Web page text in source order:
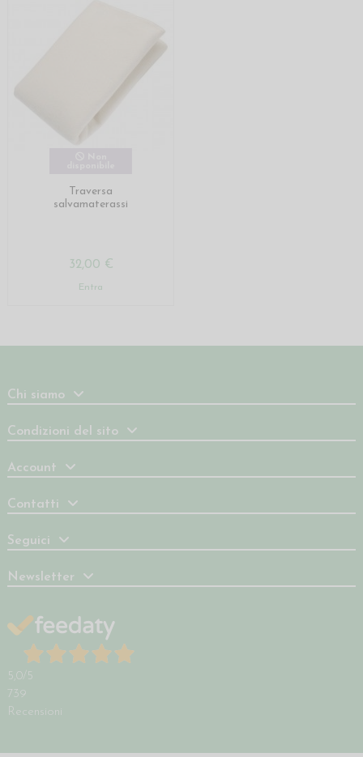
Traversa
salvamaterassi
32,00 €
Entra
Chi siamo
Condizioni del sito
Account
Contatti
Seguici
Newsletter
5,0 /5
739
Recensioni